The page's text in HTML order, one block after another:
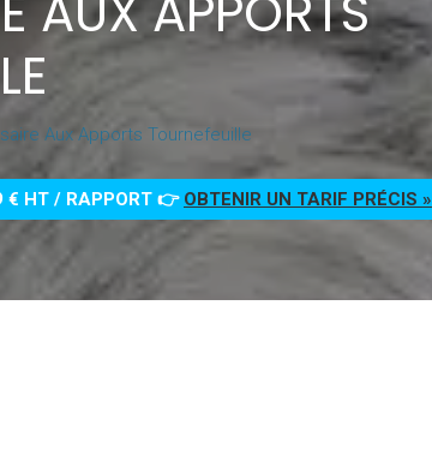
Aux Apports Tournefeuille
€ HT / RAPPORT 👉 OBTENIR UN TARIF PRÉCIS »